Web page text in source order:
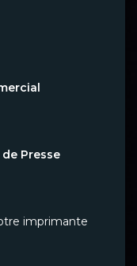
Presse
imprimante